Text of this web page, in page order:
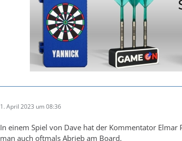
1. April 2023 um 08:36
In einem Spiel von Dave hat der Kommentator
man auch oftmals Abrieb am Board.